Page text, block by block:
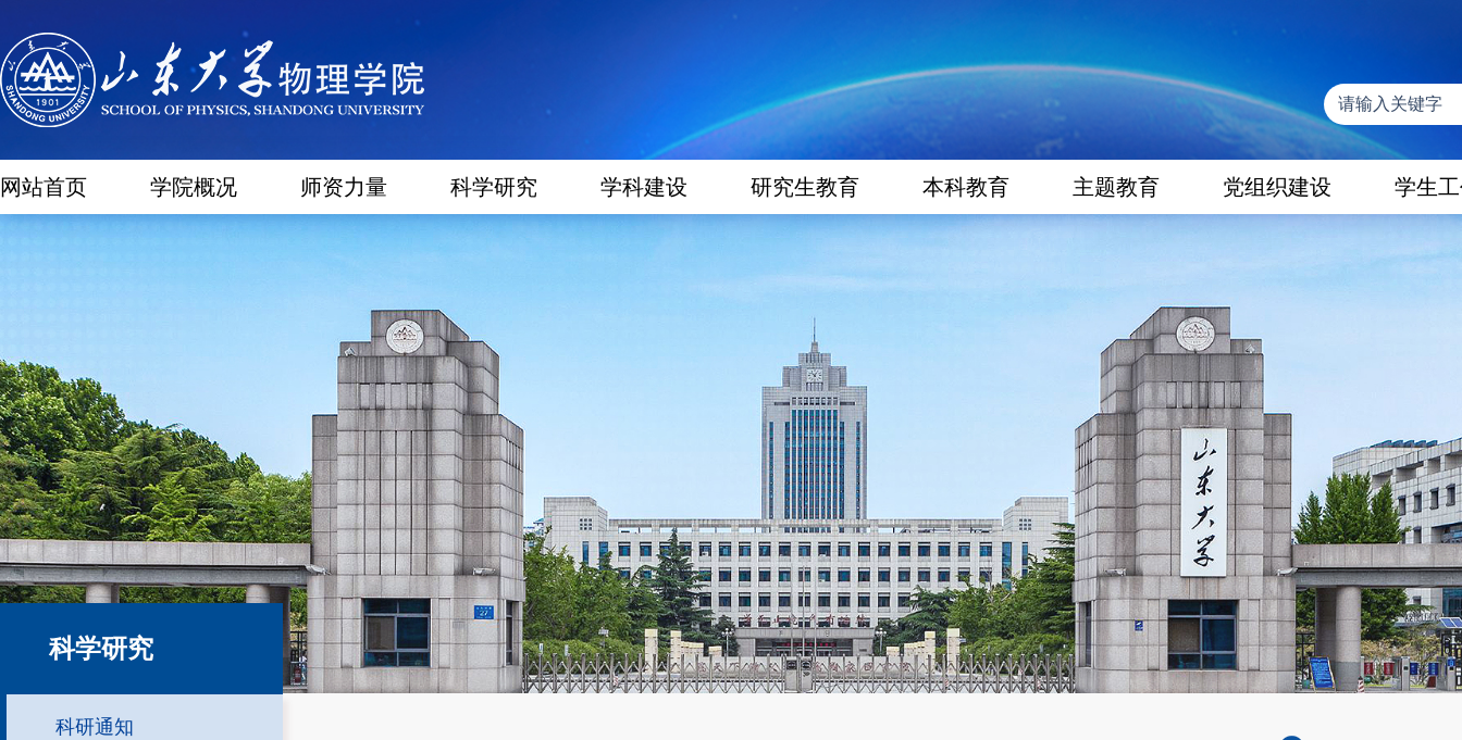
网站首页 学院概况 师资力量 科学研究 学科建设 研究生教育 本科教育 主题教育 党组织建设 学生
科学研究
科研通知